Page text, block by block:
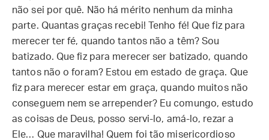
não sei por quê. Não há mérito nenhum da minha
parte. Quantas graças recebi! Tenho fé! Que fiz para
merecer ter fé, quando tantos não a têm? Sou
batizado. Que fiz para merecer ser batizado, quando
tantos não o foram? Estou em estado de graça. Que
fiz para merecer estar em graça, quando muitos não
conseguem nem se arrepender? Eu comungo, estudo
as coisas de Deus, posso servi-lo, amá-lo, rezar a
Ele… Que maravilha! Quem foi tão misericordioso